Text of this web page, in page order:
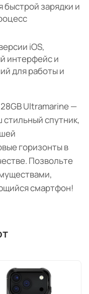
быстрой зарядки и
iOS,
интерфейс и
для работы и
Ultramarine —
стильный спутник,
горизонты в
Позвольте
смартфон!